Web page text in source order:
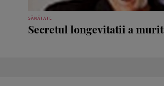
SĂNĂTATE
Secretul longevitatii a murit